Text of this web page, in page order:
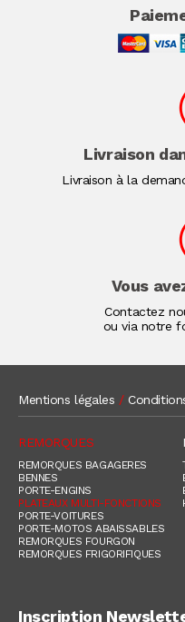
Livraison
Livraison à la
Vous
Contactez
ou via notre
Mentions légales /
REMORQUES
REMORQUES BAGAGERES
BENNES
PORTE-ENGINS
PLATEAUX MULTI-FONCTIONS
PORTE-VOITURES
PORTE-MOTOS ABAISSABLES
REMORQUES FOURGON
REMORQUES FRIGORIFIQUES
Inscription